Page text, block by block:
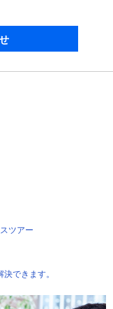
ツアー
できます。